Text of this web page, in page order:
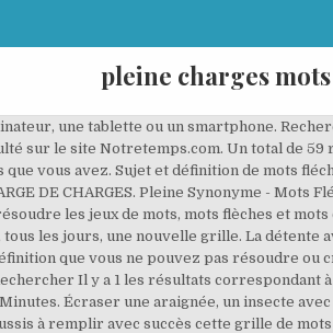
pleine charges
une tablette ou un smartphone.
sur le site Notretemps.com. Un total de
vous avez. Sujet et définition de mots
DE CHARGES. Pleine Synonyme - Mots
les jeux de mots, mots flèches et
les jours, une nouvelle grille. La détente
que vous ne pouvez pas résoudre ou
Il y a 1 les résultats correspondant
Écraser une araignée, un insecte
à remplir avec succès cette grille de